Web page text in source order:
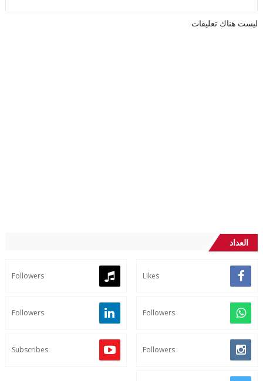
ليست هناك تعليقات
العداد
Likes
Followers
Followers
Followers
Followers
Subscribes